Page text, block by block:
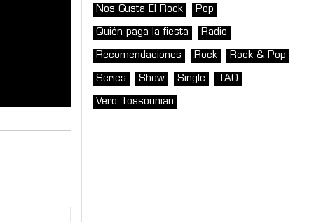
Nos Gusta El Rock Pop
Quién paga la fiesta Radio
Recomendaciones Rock Rock & Pop
Series Show Single TAO
Vero Tossounian